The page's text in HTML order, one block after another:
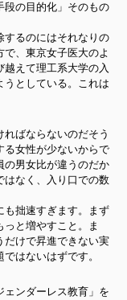
段の目的化」そのもの
するのにはそれなりの
、東京女子医大のよ
越えて理工系大学の入
うとしている。これは
ばならないのだそう
る女性が少ないからで
の男女比が違うのだか
はなく、入り口での数
も拙速すぎます。まず
と増やすこと。ま
だけで昇進できない実
はないはずです。
ェンダーレス教育」を